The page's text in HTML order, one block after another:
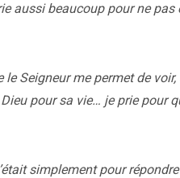
aussi beaucoup pour ne
Seigneur me permet de
pour sa vie… je prie pour
simplement pour